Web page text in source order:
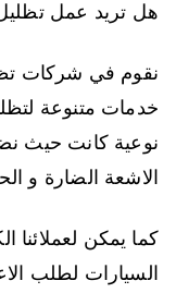
هل تريد عمل
نقوم في شركات
خدمات متنوعة
نوعية كانت حيث
الاشعة الضارة و
كما يمكن لعملائنا
السيارات لطلب